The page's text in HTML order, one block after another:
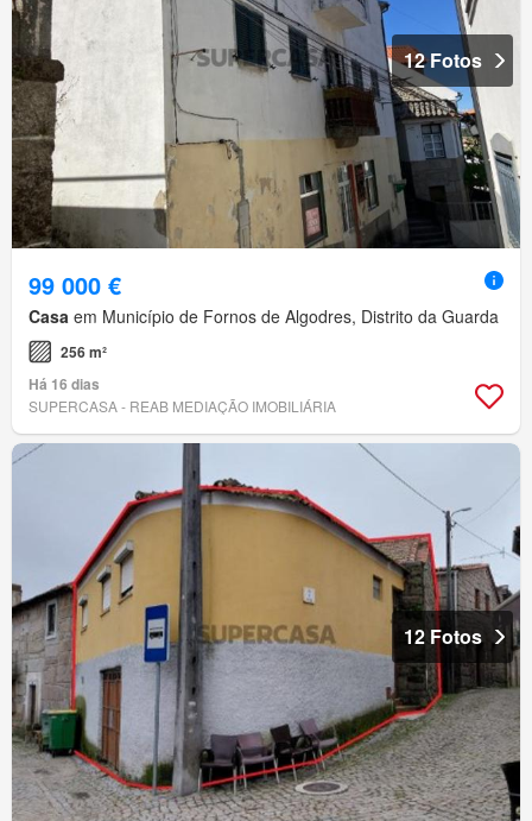
12 Fotos
99 000 €
Casa em Município de Fornos de Algodres, Distrito da Guarda
256 m²
Há 16 dias
SUPERCASA - REAB MEDIAÇÃO IMOBILIÁRIA
12 Fotos